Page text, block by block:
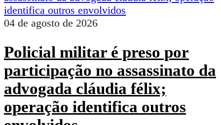
04 de agosto de 2026
Policial militar é preso por
participação no assassinato da
advogada cláudia félix;
operação identifica outros